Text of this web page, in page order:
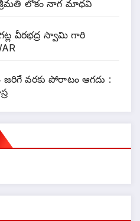
శ్రీమతి లోకం నాగ మాధవి
వీరభద్ర స్వామి గారి
జరిగే వరకు పోరాటం ఆగదు :